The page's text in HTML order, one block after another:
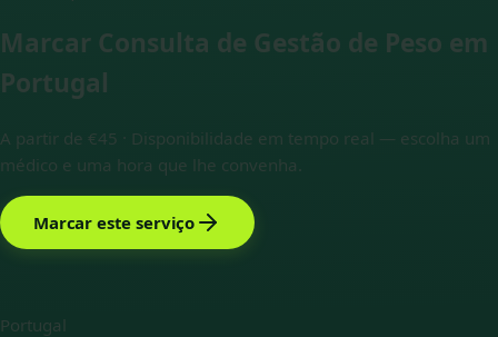
Marcar Consulta de Gestão de Peso em
Portugal
A partir de €45 · Disponibilidade em tempo real — escolha um
médico e uma hora que lhe convenha.
Marcar este serviço
Portugal